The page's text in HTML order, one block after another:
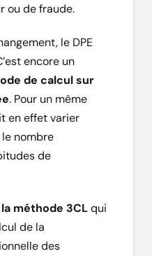
ou de fraude.
le DPE
encore un
de calcul sur
. Pour un même
en effet varier
nombre
de
la méthode 3CLqui
de la
des